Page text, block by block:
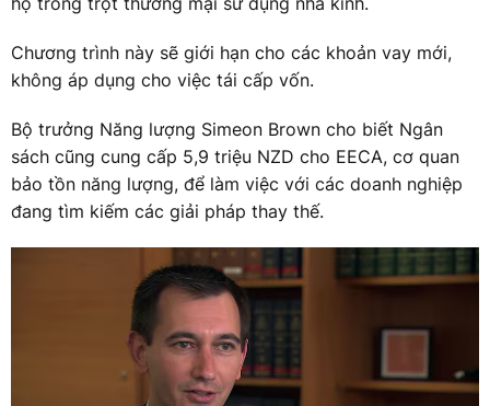
Chương trình này sẽ giới hạn cho các khoản vay mới,
không áp dụng cho việc tái cấp vốn.
Bộ trưởng Năng lượng Simeon Brown cho biết Ngân
sách cũng cung cấp 5,9 triệu NZD cho EECA, cơ quan
bảo tồn năng lượng, để làm việc với các doanh nghiệp
đang tìm kiếm các giải pháp thay thế.